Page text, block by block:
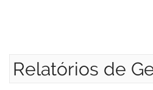
Relatórios de